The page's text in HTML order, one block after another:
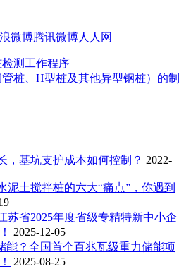
微博腾讯微博人人网
检测工作程序
管桩、H型桩及其他异型钢桩）的制
，基坑支护成本如何控制？ 2022-
泥土搅拌桩的六大“痛点”，你遇到
苏省2025年度省级专精特新中小企
2025-12-05
能？全国首个百兆瓦级重力储能项
2025-08-25